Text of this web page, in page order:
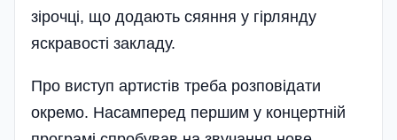
зірочці, що додають сяяння у гірлянду
яскравості закладу.
Про виступ артистів треба розповідати
окремо. Насамперед першим у концертній